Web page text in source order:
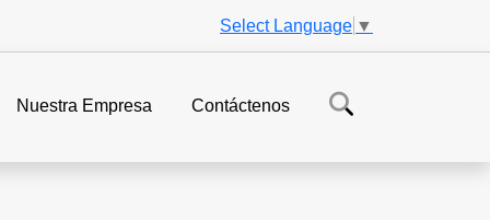
Select Language ▼
Nuestra Empresa Contáctenos